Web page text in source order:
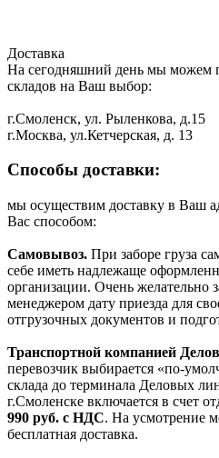
Доставка
На сегодняшний день мы можем
складов на Ваш выбор:
г.Смоленск, ул. Рыленкова, д.15
г.Москва, ул.Кетчерская, д. 13
Способы доставки:
мы осуществим доставку в Ваш
Вас способом:
Самовывоз. При заборе груза
себе иметь надлежаще
организации. Очень желательно
менеджером дату приезда для
отгрузочных документов и
Транспортной компанией
перевозчик выбирается «по-
склада до терминала Деловых
г.Смоленске включается в счет
990 руб. с НДС. На усмотрение
бесплатная доставка.